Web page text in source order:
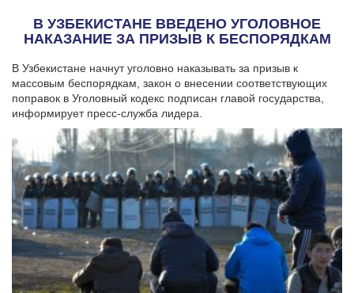
В УЗБЕКИСТАНЕ ВВЕДЕНО УГОЛОВНОЕ
НАКАЗАНИЕ ЗА ПРИЗЫВ К БЕСПОРЯДКАМ
В Узбекистане начнут уголовно наказывать за призыв к
массовым беспорядкам, закон о внесении соответствующих
поправок в Уголовный кодекс подписан главой государства,
информирует пресс-служба лидера.